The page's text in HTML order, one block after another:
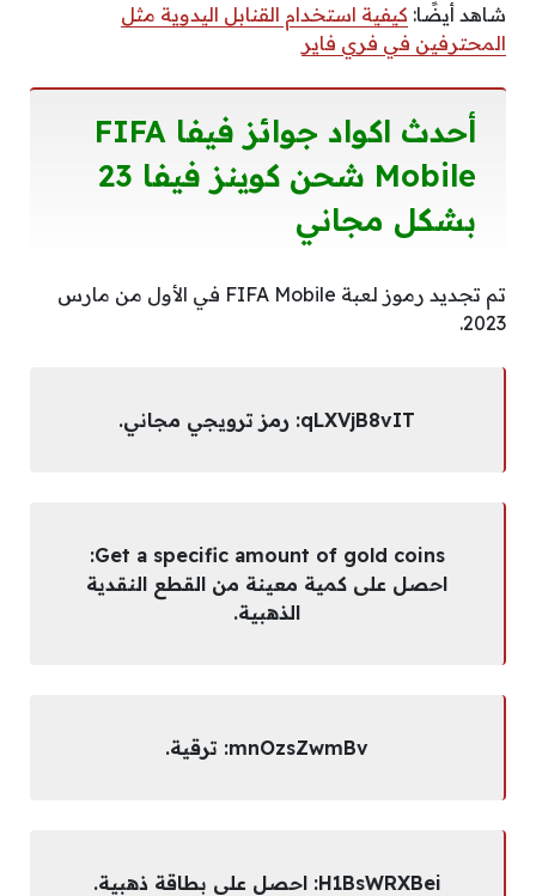
شاهد أيضًا: كيفية استخدام القنابل اليدوية مثل
المحترفين في فري فاير
أحدث اكواد جوائز فيفا FIFA
Mobile شحن كوينز فيفا 23
بشكل مجاني
تم تجديد رموز لعبة FIFA Mobile في الأول من مارس
2023.
qLXVjB8vIT: رمز ترويجي مجاني.
Get a specific amount of gold coins:
احصل على كمية معينة من القطع النقدية
الذهبية.
mnOzsZwmBv: ترقية.
H1BsWRXBei: احصل على بطاقة ذهبية.